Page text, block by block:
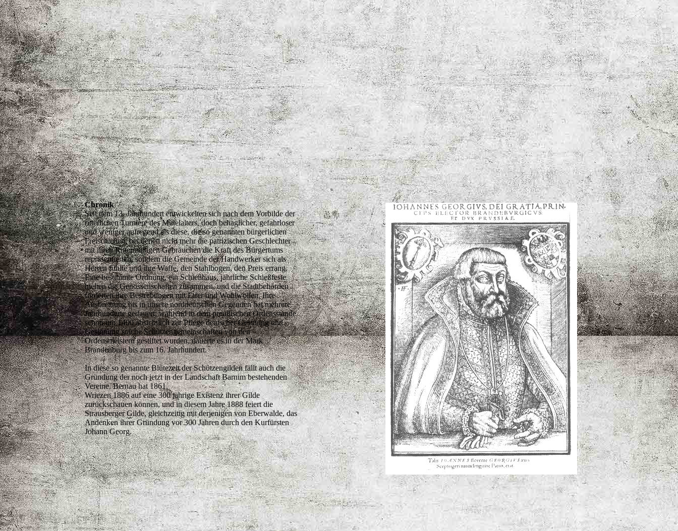
Chronik
Seit dem 13. Jahrhundert entwickelten sich nach dem Vorbilde der
ritterlichen Turniere des Mittelalters, doch behaglicher, gefahrloser
und weniger aufregend als diese, die so genannten bürgerlichen
Freischießen, bei denen nicht mehr die patrizischen Geschlechter
mit ihren Rittermäßigen Gebräuchen die Kraft des Bürgertums
repräsentierten, sondern die Gemeinde der Handwerker sich als
Herren fühlte und ihre Waffe, den Stahlbogen, den Preis errang.
Eine bestimmte Ordnung, ein Schießhaus, jährliche Schießfeste
hielten die Genossenschaften zusammen, und die Stadtbehörden
förderten ihre Bestrebungen mit Eifer und Wohlwollen. Ihre
Ausbreittung bis in unsere norddeutschen Gegenden hat mehrere
Jahrhunderte gedauert; während in dem preußischen Ordensstande
schon um 1400 absichtlich zur Pflege deutscher Gesittung und
Gesinnung solche Schützengemeinschaften von den
Ordensmeistern gestiftet wurden, dauerte es in der Mark
Brandenburg bis zum 16. Jahrhundert.
In diese so genannte Blütezeit der Schützengilden fällt auch die
Gründung der noch jetzt in der Landschaft Barnim bestehenden
Vereine. Bernau hat 1861,
Wriezen 1886 auf eine 300 jährige Existenz ihrer Gilde
zurückschauen können, und in diesem Jahre 1888 feiert die
Strausberger Gilde, gleichzeitig mit derjenigen von Eberwalde, das
Andenken ihrer Gründung vor 300 Jahren durch den Kurfürsten
Johann Georg.